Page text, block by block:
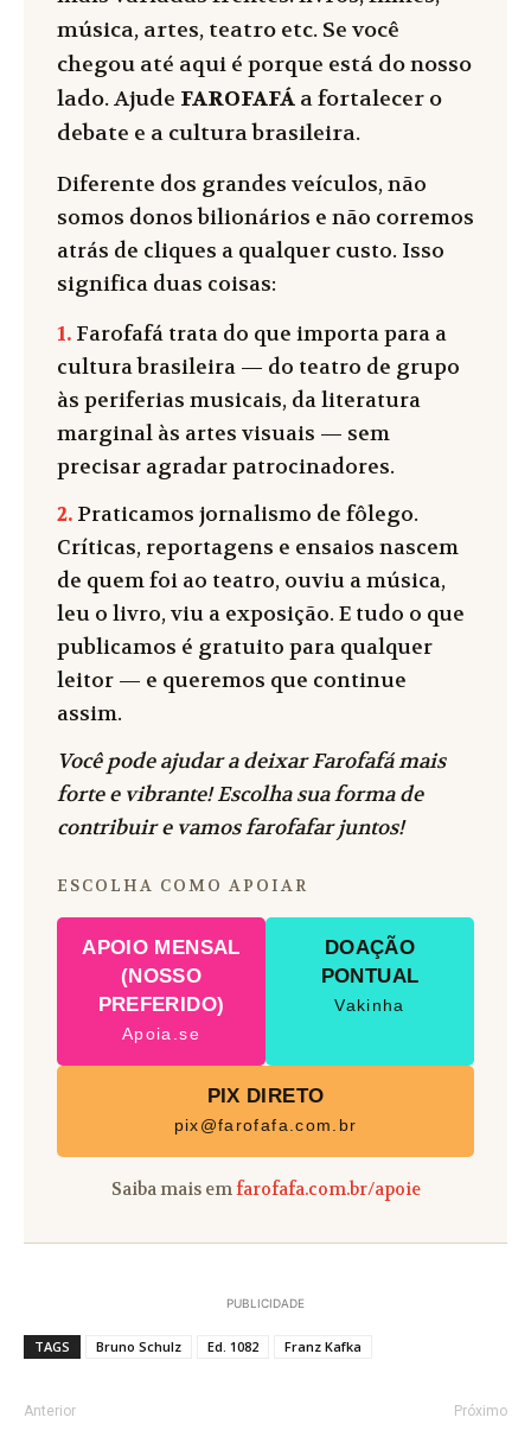
música, artes, teatro etc. Se você
chegou até aqui é porque está do nosso
lado. Ajude FAROFAFÁ a fortalecer o
debate e a cultura brasileira.
Diferente dos grandes veículos, não
somos donos bilionários e não corremos
atrás de cliques a qualquer custo. Isso
significa duas coisas:
1. Farofafá trata do que importa para a
cultura brasileira — do teatro de grupo
às periferias musicais, da literatura
marginal às artes visuais — sem
precisar agradar patrocinadores.
2. Praticamos jornalismo de fôlego.
Críticas, reportagens e ensaios nascem
de quem foi ao teatro, ouviu a música,
leu o livro, viu a exposição. E tudo o que
publicamos é gratuito para qualquer
leitor — e queremos que continue
assim.
Você pode ajudar a deixar Farofafá mais
forte e vibrante! Escolha sua forma de
contribuir e vamos farofafar juntos!
ESCOLHA COMO APOIAR
APOIO MENSAL
(NOSSO
PREFERIDO)
Apoia.se
DOAÇÃO
PONTUAL
Vakinha
PIX DIRETO
pix@farofafa.com.br
Saiba mais emfarofafa.com.br/apoie
PUBLICIDADE
TAGS Bruno Schulz Ed. 1082 Franz Kafka
Anterior Próximo